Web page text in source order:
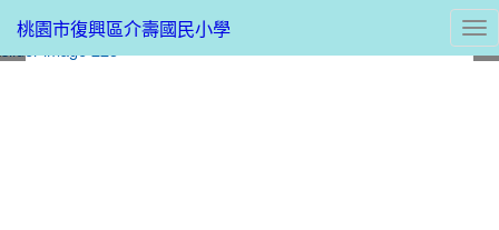
桃園市復興區介壽國民小學